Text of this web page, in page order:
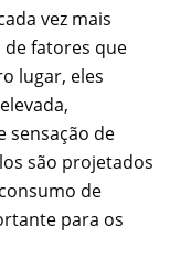
vez mais
fatores que
lugar, eles
sensação de
são projetados
de
para os